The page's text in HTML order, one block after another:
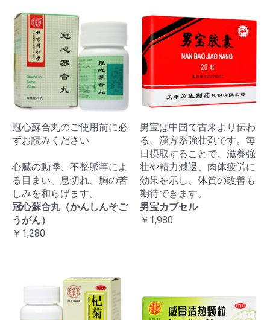
冠心蘇合丸のご使用前に必
ずお読みください
心臓の動悸、不整脈等によ
る目まい、息切れ、胸の苦
しみを和らげます。
冠心蘇合丸（かんしんそご
うがん）
￥1,280
男宝は中国で古来より伝わ
る、漢方系強壮剤です。毎
日摂取することで、滋養強
壮や精力減退、肉体疲労に
効果を示し、体質の改善も
期待できます。
男宝カブセル
￥1,980